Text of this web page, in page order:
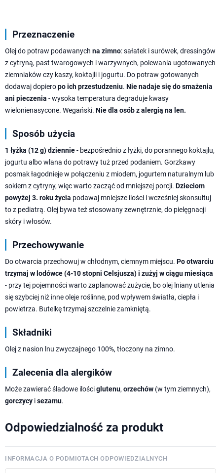
Przeznaczenie
Olej do potraw podawanych na zimno: sałatek i surówek, dressingów
z cytryną, past twarogowych i warzywnych, polewania ugotowanych
ziemniaków czy kaszy, koktajli i jogurtu. Do potraw gotowanych
dodawaj dopieropo ich przestudzeniu. Nie nadaje się do smażenia
ani pieczenia - wysoka temperatura degraduje kwasy
wielonienasycone. Wegański. Nie dla osób z alergią na len.
Sposób użycia
1 łyżka (12 g) dziennie- bezpośrednio z łyżki, do porannego koktajlu,
jogurtu albo wlana do potrawy tuż przed podaniem. Gorzkawy
posmak łagodnieje w połączeniu z miodem, jogurtem naturalnym lub
sokiem z cytryny, więc warto zacząć od mniejszej porcji. Dzieciom
powyżej 3. roku życia podawaj mniejsze ilości i wcześniej skonsultuj
to z pediatrą. Olej bywa też stosowany zewnętrznie, do pielęgnacji
skóry i włosów.
Przechowywanie
Do otwarcia przechowuj w chłodnym, ciemnym miejscu. Po otwarciu
trzymaj w lodówce (4-10 stopni Celsjusza) i zużyj w ciągu miesiąca
- przy tej pojemności warto zaplanować zużycie, bo olej lniany utlenia
się szybciej niż inne oleje roślinne, pod wpływem światła, ciepła i
powietrza. Butelkę trzymaj szczelnie zamkniętą.
Składniki
Olej z nasion lnu zwyczajnego 100%, tłoczony na zimno.
Zalecenia dla alergików
Może zawierać śladowe ilościglutenu, orzechów (w tym ziemnych),
gorczycy isezamu.
Odpowiedzialność za produkt
INFORMACJA O PODMIOTACH ODPOWIEDZIALNYCH